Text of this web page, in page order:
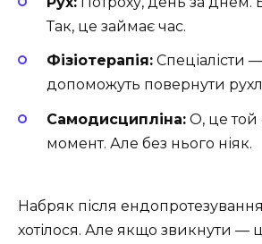
Так, це займає час.
Фізіотерапія: Спеціалісти
допоможуть повернути
Самодисципліна: О, це
момент. Але без нього ніяк.
Набряк після
хотілося. Але якщо звикнути —